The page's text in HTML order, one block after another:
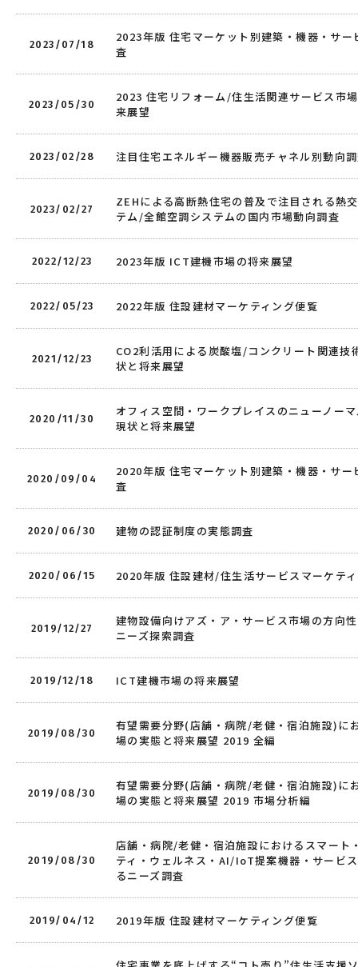
2023/07/18
2023年版 住宅マーケット別建築・機器・サー
査
2023/05/30
2023 住宅リフォーム/住生活関連サービス市
来展望
2023/02/28 注目住宅エネルギー機器販売チャネル別動向
2023/02/27
ZEHによる高断熱住宅の普及で注目される熱
テム/全館空調システムの国内市場動向調査
2022/12/23 2023年版 ICT建機市場の将来展望
2022/05/23 2022年版 住設建材マーケティング便覧
2021/12/23
CO2利活用による炭酸塩/コンクリート関連技
状と将来展望
2020/11/30
オフィス空間・ワークプレイスのニューノー
現状と将来展望
2020/09/04
2020年版 住宅マーケット別建築・機器・サー
査
2020/06/30 建物の認証制度の実態調査
2020/06/15 2020年版 住設建材/住生活サービスマーケテ
2019/12/27
建物設備向けアズ・ア・サービス市場の方向
ニーズ探索調査
2019/12/18 ICT建機市場の将来展望
2019/08/30
有望需要分野(店舗・病院/老健・宿泊施設)に
場の実態と将来展望 2019 全編
2019/08/30
有望需要分野(店舗・病院/老健・宿泊施設)に
場の実態と将来展望 2019 市場分析編
2019/08/30
店舗・病院/老健・宿泊施設におけるスマート
ティ・ウェルネス・AI/IoT提案機器・サービ
るニーズ調査
2019/04/12 2019年版 住設建材マーケティング便覧